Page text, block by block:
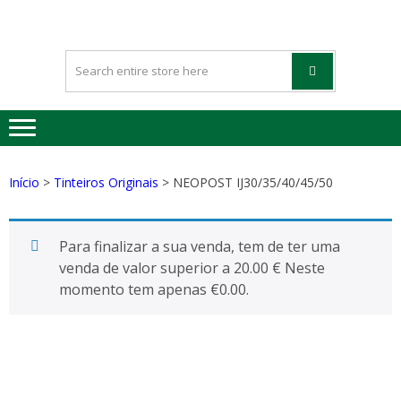
–
VAZIOS
Início > Tinteiros Originais > NEOPOST IJ30/35/40/45/50
Para finalizar a sua venda, tem de ter uma
venda de valor superior a 20.00 € Neste
momento tem apenas €0.00.